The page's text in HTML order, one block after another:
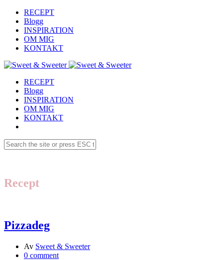
RECEPT
Blogg
INSPIRATION
OM MIG
KONTAKT
RECEPT
Blogg
INSPIRATION
OM MIG
KONTAKT
Recept
Pizzadeg
Av Sweet & Sweeter
0 comment